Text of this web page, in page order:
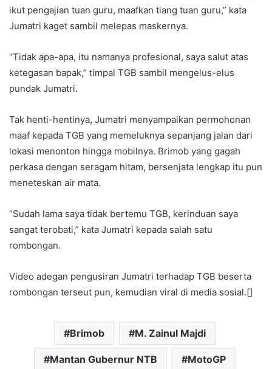
ikut pengajian tuan guru, maafkan tiang tuan guru,” kata
Jumatri kaget sambil melepas maskernya.
“Tidak apa-apa, itu namanya profesional, saya salut atas
ketegasan bapak,” timpal TGB sambil mengelus-elus
pundak Jumatri.
Tak henti-hentinya, Jumatri menyampaikan permohonan
maaf kepada TGB yang memeluknya sepanjang jalan dari
lokasi menonton hingga mobilnya. Brimob yang gagah
perkasa dengan seragam hitam, bersenjata lengkap itu pun
meneteskan air mata.
“Sudah lama saya tidak bertemu TGB, kerinduan saya
sangat terobati,” kata Jumatri kepada salah satu
rombongan.
Video adegan pengusiran Jumatri terhadap TGB beserta
rombongan terseut pun, kemudian viral di media sosial.[]
Brimob M. Zainul Majdi
Mantan Gubernur NTB MotoGP